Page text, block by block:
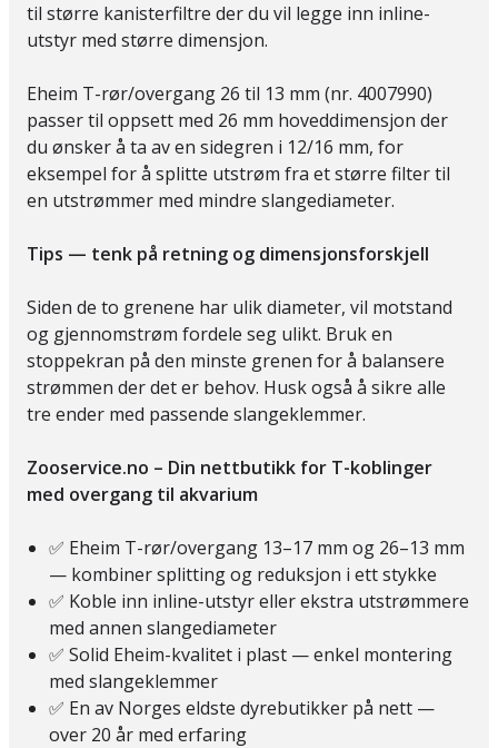
til større kanisterfiltre der du vil legge inn inline-
utstyr med større dimensjon.
Eheim T-rør/overgang 26 til 13 mm (nr. 4007990)
passer til oppsett med 26 mm hoveddimensjon der
du ønsker å ta av en sidegren i 12/16 mm, for
eksempel for å splitte utstrøm fra et større filter til
en utstrømmer med mindre slangediameter.
Tips — tenk på retning og dimensjonsforskjell
Siden de to grenene har ulik diameter, vil motstand
og gjennomstrøm fordele seg ulikt. Bruk en
stoppekran på den minste grenen for å balansere
strømmen der det er behov. Husk også å sikre alle
tre ender med passende slangeklemmer.
Zooservice.no – Din nettbutikk for T-koblinger
med overgang til akvarium
✅ Eheim T-rør/overgang 13–17 mm og 26–13 mm
— kombiner splitting og reduksjon i ett stykke
✅ Koble inn inline-utstyr eller ekstra utstrømmere
med annen slangediameter
✅ Solid Eheim-kvalitet i plast — enkel montering
med slangeklemmer
✅ En av Norges eldste dyrebutikker på nett —
over 20 år med erfaring